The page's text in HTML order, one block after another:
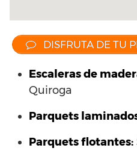
DISFRUTA DE TU
Escaleras de
Quiroga
Parquets
Parquets flotantes: